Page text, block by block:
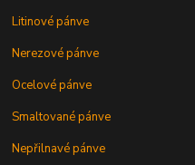
Litinové pánve
Nerezové pánve
Ocelové pánve
Smaltované pánve
Nepřilnavé pánve